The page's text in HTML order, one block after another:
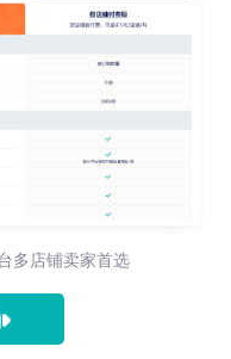
多店铺卖家首选